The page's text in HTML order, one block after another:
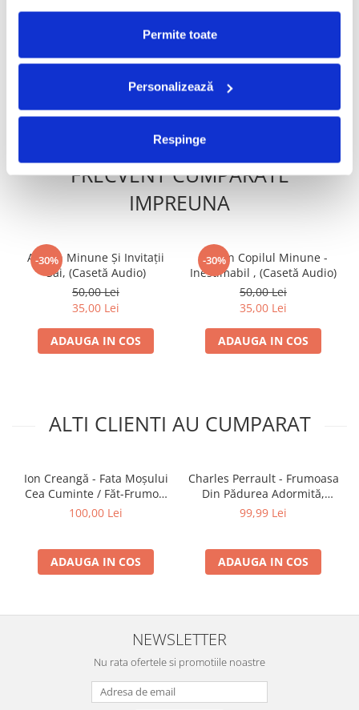
Permite toate
Personalizează
Respinge
Ion Creangă - Fata Moșului
Voinicul Codrului , (Casetă
Audio)
ADAUGA IN COS
Ion Creangă - Povești ,
ADAUGA IN COS
FRECVENT CUMPARATE
IMPREUNA
-30%
Adrian Minune Și Invitații
Săi, (Casetă Audio)
50,00 Lei
35,00 Lei
ADAUGA IN COS
-30%
Adrian Copilul Minune -
Inestimabil , (Casetă Audio)
50,00 Lei
35,00 Lei
ADAUGA IN COS
ALTI CLIENTI AU CUMPARAT
Ion Creangă - Fata Moșului
Cea Cuminte / Făt-Frumos,
Voinicul Codrului , (Casetă
100,00 Lei
ADAUGA IN COS
Charles Perrault - Frumoasa
Din Pădurea Adormită,
(Casetă Audio)
99,99 Lei
ADAUGA IN COS
NEWSLETTER
Nu rata ofertele si promotiile noastre